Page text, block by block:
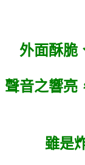
外面酥脆
聲音之響亮
雖是